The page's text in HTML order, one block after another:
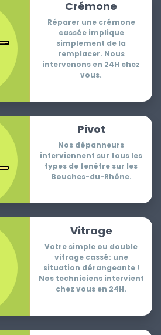
Crémone
Réparer une crémone
cassée implique
simplement de la
remplacer. Nous
intervenons en 24H chez
vous.
Pivot
Nos dépanneurs
interviennent sur tous les
types de fenêtre sur les
Bouches-du-Rhône.
Vitrage
Votre simple ou double
vitrage cassé: une
situation dérangeante !
Nos techniciens intervient
chez vous en 24H.